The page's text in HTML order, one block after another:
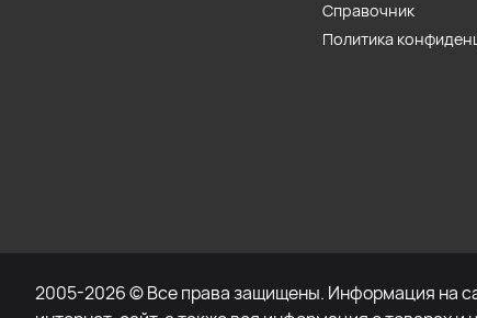
Справочник
Политика
2005-2026 © Все права защищены. Информация на